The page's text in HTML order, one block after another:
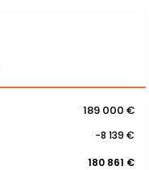
189 000 €
-8 139 €
180 861 €